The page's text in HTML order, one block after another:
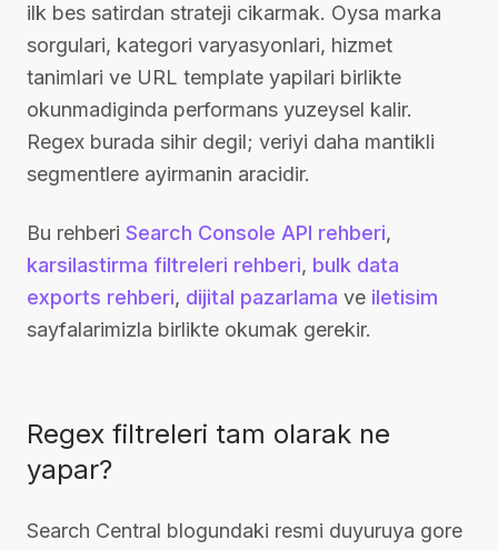
ilk bes satirdan strateji cikarmak. Oysa marka
sorgulari, kategori varyasyonlari, hizmet
tanimlari ve URL template yapilari birlikte
okunmadiginda performans yuzeysel kalir.
Regex burada sihir degil; veriyi daha mantikli
segmentlere ayirmanin aracidir.
Bu rehberi Search Console API rehberi,
karsilastirma filtreleri rehberi, bulk data
exports rehberi, dijital pazarlama ve iletisim
sayfalarimizla birlikte okumak gerekir.
Regex filtreleri tam olarak ne
yapar?
Search Central blogundaki resmi duyuruya gore